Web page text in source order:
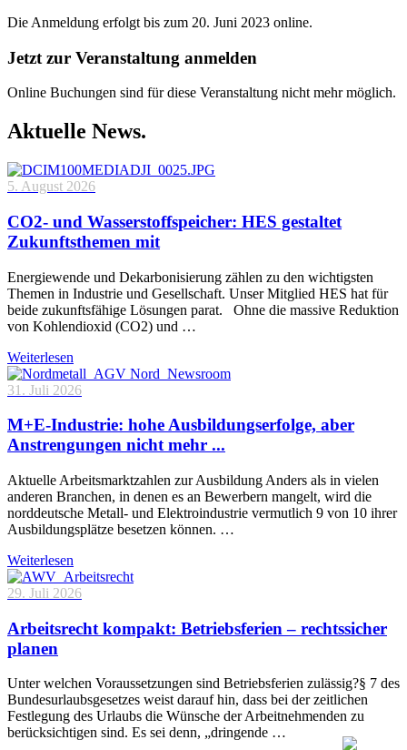
Die Anmeldung erfolgt bis zum 20. Juni 2023 online.
Jetzt zur Veranstaltung anmelden
Online Buchungen sind für diese Veranstaltung nicht mehr möglich.
Aktuelle News.
5. August 2026
CO2- und Wasserstoffspeicher: HES gestaltet
Zukunftsthemen mit
Energiewende und Dekarbonisierung zählen zu den wichtigsten
Themen in Industrie und Gesellschaft. Unser Mitglied HES hat für
beide zukunftsfähige Lösungen parat. Ohne die massive Reduktion
von Kohlendioxid (CO2) und …
Weiterlesen
31. Juli 2026
M+E-Industrie: hohe Ausbildungserfolge, aber
Anstrengungen nicht mehr ...
Aktuelle Arbeitsmarktzahlen zur Ausbildung Anders als in vielen
anderen Branchen, in denen es an Bewerbern mangelt, wird die
norddeutsche Metall- und Elektroindustrie vermutlich 9 von 10 ihrer
Ausbildungsplätze besetzen können. …
Weiterlesen
29. Juli 2026
Arbeitsrecht kompakt: Betriebsferien – rechtssicher
planen
Unter welchen Voraussetzungen sind Betriebsferien zulässig?§ 7 des
Bundesurlaubsgesetzes weist darauf hin, dass bei der zeitlichen
Festlegung des Urlaubs die Wünsche der Arbeitnehmenden zu
berücksichtigen sind. Es sei denn, „dringende …